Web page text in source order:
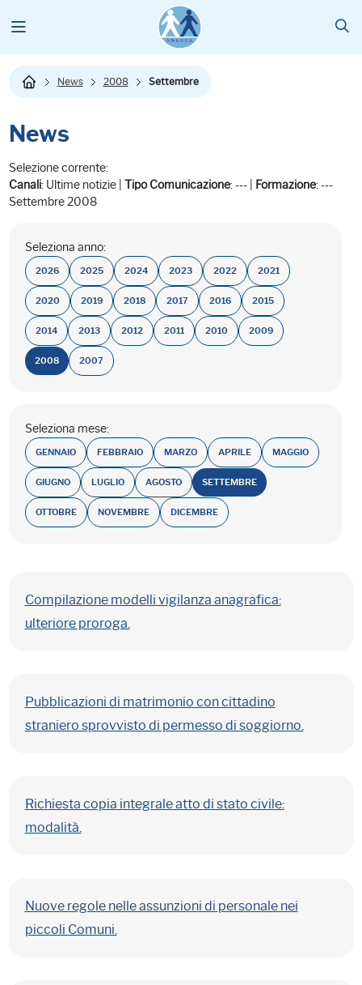
News 2008 Settembre
News
Selezione corrente:
Canali: Ultime notizie | Tipo Comunicazione: --- | Formazione: ---
Settembre 2008
Seleziona anno:
2026 2025 2024 2023 2022 2021
2020 2019 2018 2017 2016 2015
2014 2013 2012 2011 2010 2009
2008 2007
Seleziona mese:
GENNAIO FEBBRAIO MARZO APRILE MAGGIO
GIUGNO LUGLIO AGOSTO SETTEMBRE
OTTOBRE NOVEMBRE DICEMBRE
Compilazione modelli vigilanza anagrafica:
ulteriore proroga.
Pubblicazioni di matrimonio con cittadino
straniero sprovvisto di permesso di soggiorno.
Richiesta copia integrale atto di stato civile:
modalità.
Nuove regole nelle assunzioni di personale nei
piccoli Comuni.